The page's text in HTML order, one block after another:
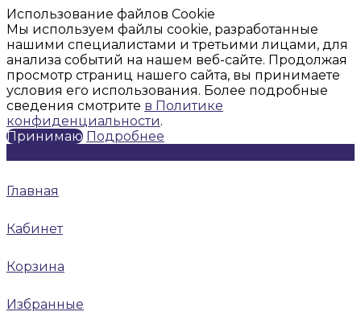
Использование файлов Cookie
Мы используем файлы cookie, разработанные
нашими специалистами и третьими лицами, для
анализа событий на нашем веб-сайте. Продолжая
просмотр страниц нашего сайта, вы принимаете
условия его использования. Более подробные
сведения смотрите в Политике
конфиденциальности.
Принимаю Подробнее
Главная
Кабинет
Корзина
Избранные